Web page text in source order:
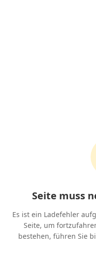
Seite muss
Es ist ein Ladefehler
Seite, um
bestehen, führen Sie